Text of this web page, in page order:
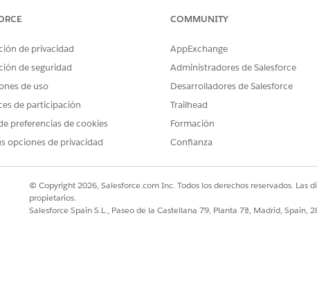
de privacidad
de seguridad
de uso
de participación
preferencias de cookies
opciones de privacidad
COMMUNITY
AppExchange
Administradores de Salesforce
Desarrolladores de Salesforce
Trailhead
Formación
Confianza
© Copyright 2026, Salesforce.com Inc. Todos los derechos reservados. Las
propietarios.
Salesforce Spain S.L., Paseo de la Castellana 79, Planta 7ª, Madrid, Spain,